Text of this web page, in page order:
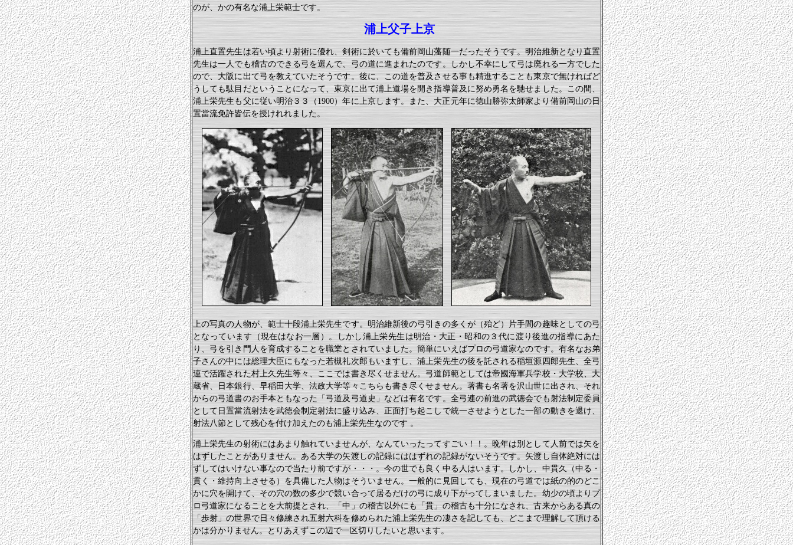
のが、かの有名な浦上栄範士です。
浦上父子上京
浦上直置先生は若い頃より射術に優れ、剣術に於いても備前岡山藩随一だったそうです。明治維新となり直置
先生は一人でも稽古のできる弓を選んで、弓の道に進まれたのです。しかし不幸にして弓は廃れる一方でした
ので、大阪に出て弓を教えていたそうです。後に、この道を普及させる事も精進することも東京で無ければど
うしても駄目だということになって、東京に出て浦上道場を開き指導普及に努め勇名を馳せました。この間、
浦上栄先生も父に従い明治３３（1900）年に上京します。また、大正元年に徳山勝弥太師家より備前岡山の日
置當流免許皆伝を授けれれました。
上の写真の人物が、範士十段浦上栄先生です。明治維新後の弓引きの多くが（殆ど）片手間の趣味としての弓
となっています（現在はなお一層）。しかし浦上栄先生は明治・大正・昭和の３代に渡り後進の指導にあた
り、弓を引き門人を育成することを職業とされていました。簡単にいえばプロの弓道家なのです。有名なお弟
子さんの中には総理大臣にもなった若槻礼次郎もいますし、浦上栄先生の後を託される稲垣源四郎先生、全弓
連で活躍された村上久先生等々、ここでは書き尽くせません。弓道師範としては帝國海軍兵学校・大学校、大
蔵省、日本銀行、早稲田大学、法政大学等々こちらも書き尽くせません。著書も名著を沢山世に出され、それ
からの弓道書のお手本ともなった「弓道及弓道史」などは有名です。全弓連の前進の武徳会でも射法制定委員
として日置當流射法を武徳会制定射法に盛り込み、正面打ち起こしで統一させようとした一部の動きを退け、
射法八節として残心を付け加えたのも浦上栄先生なのです 。
浦上栄先生の射術にはあまり触れていませんが、なんていったってすごい！！。晩年は別として人前では矢を
はずしたことがありません。ある大学の矢渡しの記録にははずれの記録がないそうです。矢渡し自体絶対には
ずしてはいけない事なので当たり前ですが・・・。今の世でも良く中る人はいます。しかし、中貫久（中る・
貫く・維持向上させる）を具備した人物はそういません。一般的に見回しても、現在の弓道では紙の的のどこ
かに穴を開けて、その穴の数の多少で競い合って居るだけの弓に成り下がってしまいました。幼少の頃よりプ
ロ弓道家になることを大前提とされ、「中」の稽古以外にも「貫」の稽古も十分になされ、古来からある真の
「歩射」の世界で日々修練され五射六科を修められた浦上栄先生の凄さを記しても、どこまで理解して頂ける
かは分かりません。とりあえずこの辺で一区切りしたいと思います。